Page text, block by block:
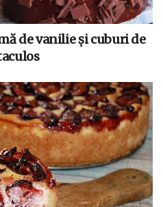
de vanilie și cuburi de